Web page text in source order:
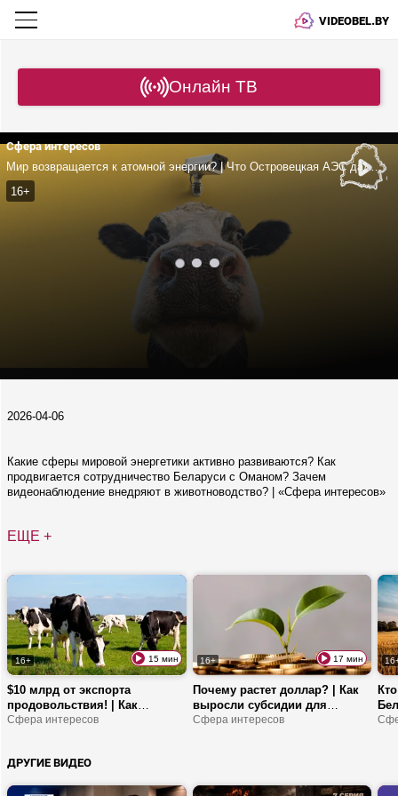
VIDEOBEL.BY
Онлайн ТВ
Сфера интересов
Мир возвращается к атомной энергии? | Что Островецкая АЭС дала нашей стране? | Минск – Маскат: перспективы сотрудничества
16+
2026-04-06
Какие сферы мировой энергетики активно развиваются? Как
продвигается сотрудничество Беларуси с Оманом? Зачем
видеонаблюдение внедряют в животноводство? | «Сфера интересов»
ЕЩЕ +
16+ 15 мин
$10 млрд от экспорта
продовольствия! | Как
развивается рекламный
Сфера интересов
16+ 17 мин
Почему растет доллар? | Как
выросли субсидии для
бизнеса? | Льготы для
Сфера интересов
ДРУГИЕ ВИДЕО